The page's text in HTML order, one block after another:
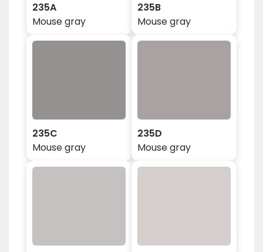
235A
Mouse gray
235B
Mouse gray
235C
Mouse gray
235D
Mouse gray